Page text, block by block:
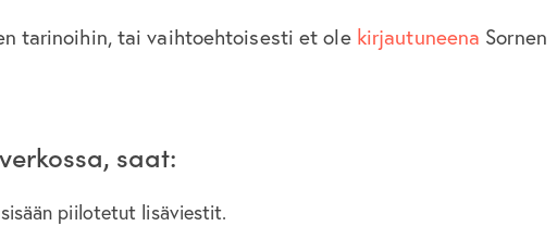
tarinoihin, tai vaihtoehtoisesti et ole kirjautuneena Sornen
saat:
piilotetut lisäviestit.